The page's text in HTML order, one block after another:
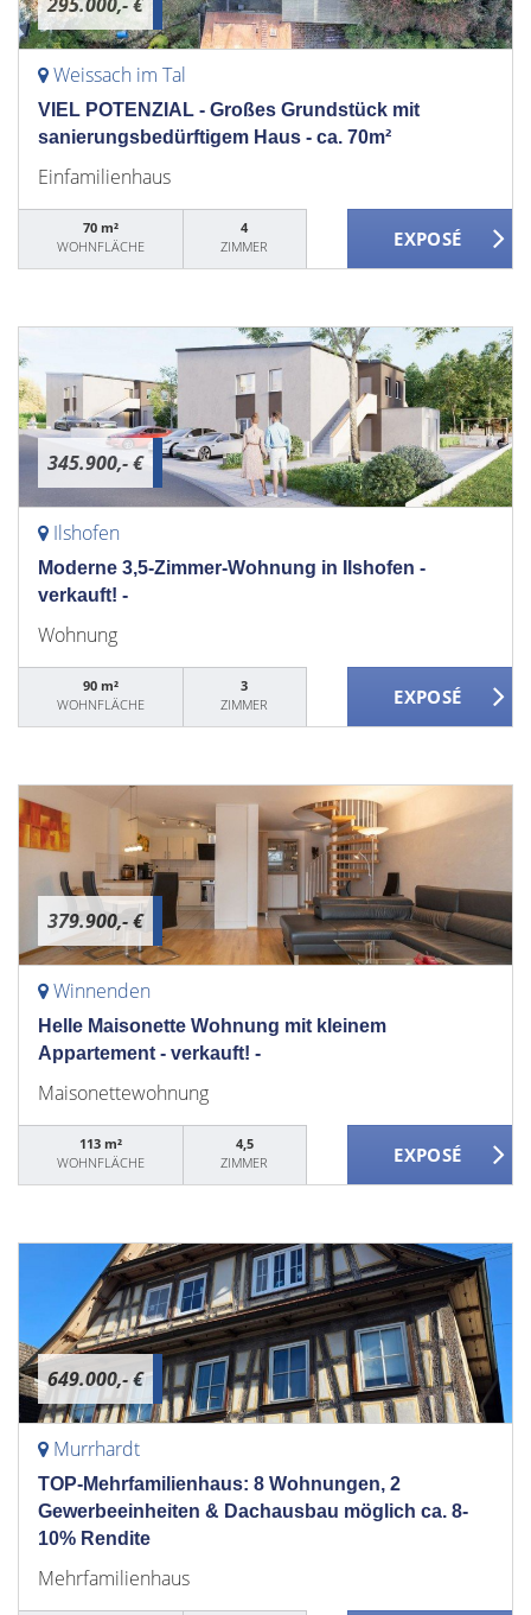
Weissach im Tal
VIEL POTENZIAL - Großes Grundstück mit
sanierungsbedürftigem Haus - ca. 70m²
Einfamilienhaus
70 m²
WOHNFLÄCHE
4
ZIMMER
345.900,- €
Ilshofen
Moderne 3,5-Zimmer-Wohnung in Ilshofen -
verkauft! -
Wohnung
90 m²
WOHNFLÄCHE
3
ZIMMER
379.900,- €
Winnenden
Helle Maisonette Wohnung mit kleinem
Appartement - verkauft! -
Maisonettewohnung
113 m²
WOHNFLÄCHE
4,5
ZIMMER
649.000,- €
Murrhardt
TOP-Mehrfamilienhaus: 8 Wohnungen, 2
Gewerbeeinheiten & Dachausbau möglich ca. 8-
10% Rendite
Mehrfamilienhaus